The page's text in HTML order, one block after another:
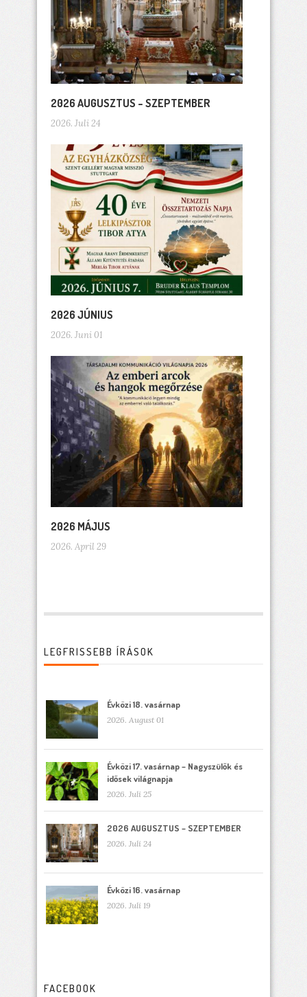
2026 AUGUSZTUS – SZEPTEMBER
2026. Juli 24
2026 JÚNIUS
2026. Juni 01
2026 MÁJUS
2026. April 29
LEGFRISSEBB ÍRÁSOK
Évközi 18. vasárnap
2026. August 01
Évközi 17. vasárnap – Nagyszülők és
idősek világnapja
2026. Juli 25
2026 AUGUSZTUS – SZEPTEMBER
2026. Juli 24
Évközi 16. vasárnap
2026. Juli 19
FACEBOOK